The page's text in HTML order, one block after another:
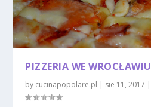
PIZZERIA WE
by cucinapopolare.pl | sie 11, 2017 |